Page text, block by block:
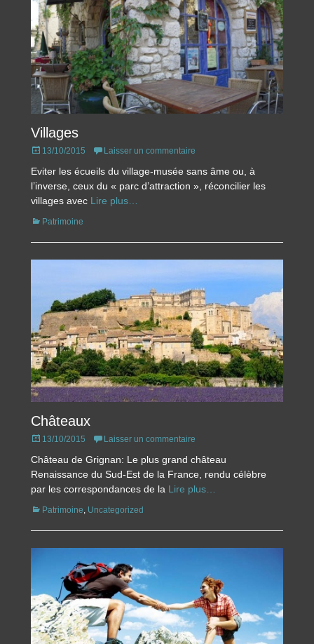
Villages
Posted
13/10/2015 Laisser un commentaire
Eviter les écueils du village-musée sans âme ou, à
l’inverse, ceux du « parc d’attraction », réconcilier les
villages avec Lire plus…
Catégories
Patrimoine
Châteaux
Posted
13/10/2015 Laisser un commentaire
Château de Grignan: Le plus grand château
Renaissance du Sud-Est de la France, rendu célèbre
par les correspondances de la Lire plus…
Catégories
Patrimoine Uncategorized